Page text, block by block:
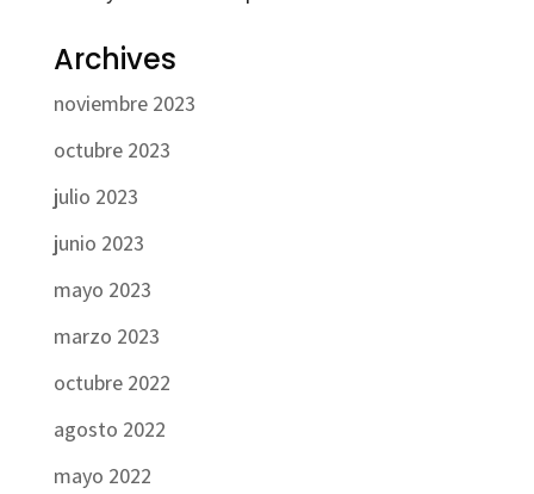
Archives
noviembre 2023
octubre 2023
julio 2023
junio 2023
mayo 2023
marzo 2023
octubre 2022
agosto 2022
mayo 2022